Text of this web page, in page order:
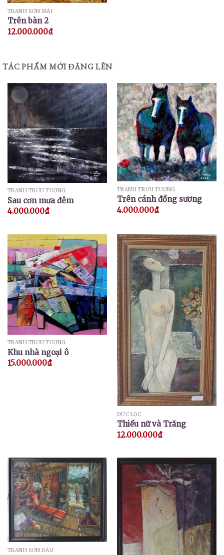
TRANH SƠN MÀI
Trên bàn 2
12.000.000₫
TÁC PHẨM MỚI ĐĂNG LÊN
TRANH TRỪU TƯỢNG
Sau cơn mưa đêm
4.000.000₫
TRANH TRỪU TƯỢNG
Trên cánh đồng sương
4.000.000₫
TRANH TRỪU TƯỢNG
Khu nhà ngoại ô
15.000.000₫
ĐỨC LỘC
Thiếu nữ và Trăng
12.000.000₫
TRANH SƠN DẦU